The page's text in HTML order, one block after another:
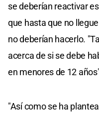
se deberían reactivar
que hasta que no
no deberían hacerlo.
acerca de si se debe
en menores de 12
"Así como se ha